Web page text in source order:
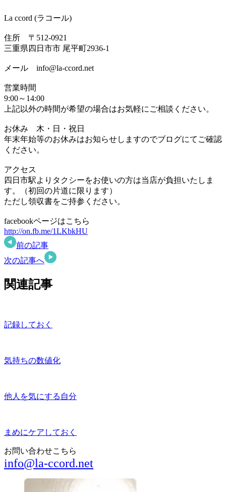
La ccord (ラコール)
住所 〒512-0921
三重県四日市市 尾平町2936-1
メール info@la-ccord.net
営業時間
9:00～14:00
上記以外の時間が希望の場合はお気軽にご相談ください。
お休み 木・日・祝日
年末年始等のお休みはお知らせしますのでブログにてご確認
ください。
アクセス
四日市駅よりタクシーをお使いの方は当店が負担いたしま
す。（初回の片道に限ります）
ただし領収書をご持参ください。
facebookページはこちら
http://on.fb.me/1LKbkHU
前の記事
次の記事へ
関連記事
記録しておく
気持ちの数値化
他人を気にする自分
まめにケアしておく
お問い合わせこちら
info@la-ccord.net